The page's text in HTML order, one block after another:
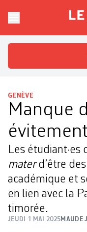
Le
GENÈVE
Manque
Les étudiant·es
materd’être
académique et
en lien avec la
timorée.
JEUDI 1 MAI 2025MAUDE